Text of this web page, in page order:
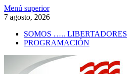
Saltar
al
Menú superior
7 agosto, 2026
SOMOS ….. LIBERTADORES
PROGRAMACIÓN